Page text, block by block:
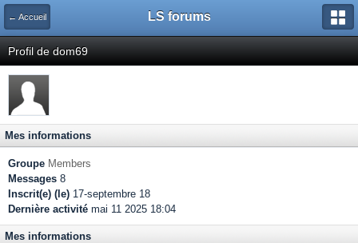
← Accueil LS forums
Profil de dom69
Mes informations
Groupe Members
Messages 8
Inscrit(e) (le) 17-septembre 18
Dernière activité mai 11 2025 18:04
Mes informations